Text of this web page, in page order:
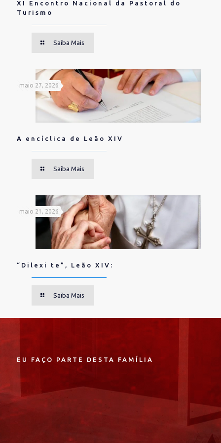
XI Encontro Nacional da Pastoral do
Turismo
Saiba Mais
maio 27, 2026
A encíclica de Leão XIV
Saiba Mais
maio 21, 2026
“Dilexi te”, Leão XIV:
Saiba Mais
EU FAÇO PARTE DESTA FAMÍLIA